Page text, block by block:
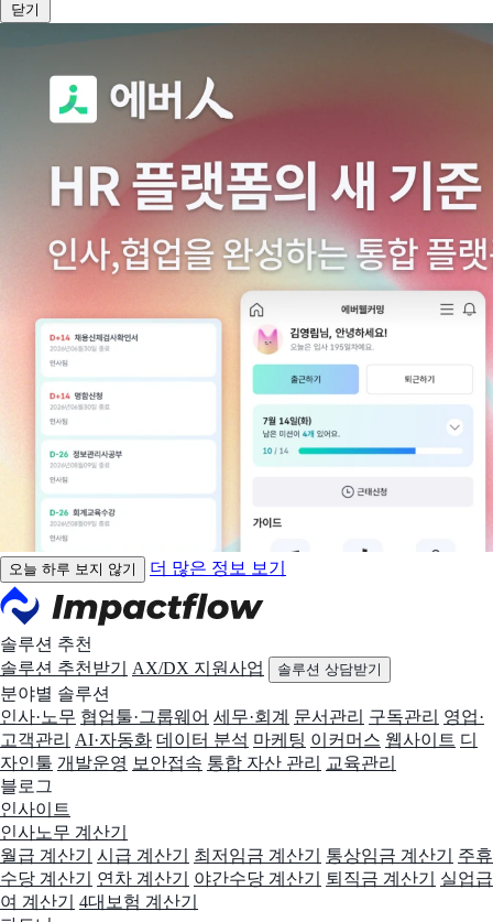
닫기
오늘 하루 보지 않기 더 많은 정보 보기
솔루션 추천
솔루션 추천받기
AX/DX 지원사업 솔루션 상담받기
분야별 솔루션
인사·노무 협업툴·그룹웨어 세무·회계 문서관리 구독관리 영업·
고객관리 AI·자동화 데이터 분석 마케팅 이커머스 웹사이트 디
자인툴 개발운영 보안접속 통합 자산 관리 교육관리
블로그
인사이트
인사노무 계산기
월급 계산기
시급 계산기 최저임금 계산기 통상임금 계산기
주휴
수당 계산기
연차 계산기 야간수당 계산기 퇴직금 계산기
실업급
여 계산기
4대보험 계산기